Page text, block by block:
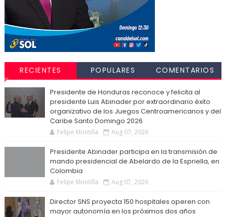
RECIENTES POPULARES COMENTARIOS
Presidente de Honduras reconoce y felicita al
presidente Luis Abinader por extraordinario éxito
organizativo de los Juegos Centroamericanos y del
Caribe Santo Domingo 2026
Felipe Montilla Aug 07, 2026
Presidente Abinader participa en la transmisión de
mando presidencial de Abelardo de la Espriella, en
Colombia
Felipe Montilla Aug 07, 2026
Director SNS proyecta 150 hospitales operen con
mayor autonomía en los próximos dos años